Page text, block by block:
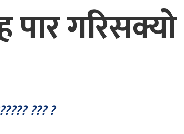
??? ?